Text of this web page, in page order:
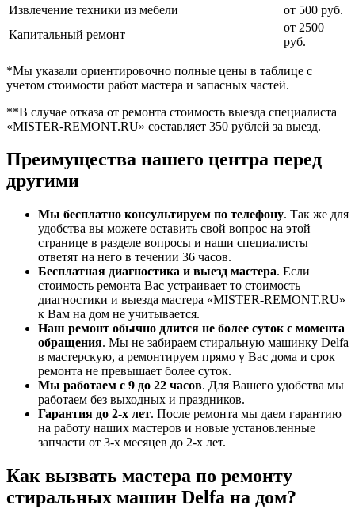
Извлечение техники из мебели
от 500 руб.
Капитальный ремонт
от 2500
руб.
*Мы указали ориентировочно полные цены в таблице с
учетом стоимости работ мастера и запасных частей.
**В случае отказа от ремонта стоимость выезда специалиста
«MISTER-REMONT.RU» составляет 350 рублей за выезд.
Преимущества нашего центра перед
другими
Мы бесплатно консультируем по телефону. Так же для
удобства вы можете оставить свой вопрос на этой
странице в разделе вопросы и наши специалисты
ответят на него в течении 36 часов.
Бесплатная диагностика и выезд мастера. Если
стоимость ремонта Вас устраивает то стоимость
диагностики и выезда мастера «MISTER-REMONT.RU»
к Вам на дом не учитывается.
Наш ремонт обычно длится не более суток с момента
обращения. Мы не забираем стиральную машинку Delfa
в мастерскую, а ремонтируем прямо у Вас дома и срок
ремонта не превышает более суток.
Мы работаем с 9 до 22 часов. Для Вашего удобства мы
работаем без выходных и праздников.
Гарантия до 2-х лет. После ремонта мы даем гарантию
на работу наших мастеров и новые установленные
запчасти от 3-х месяцев до 2-х лет.
Как вызвать мастера по ремонту
стиральных машин Delfa на дом?